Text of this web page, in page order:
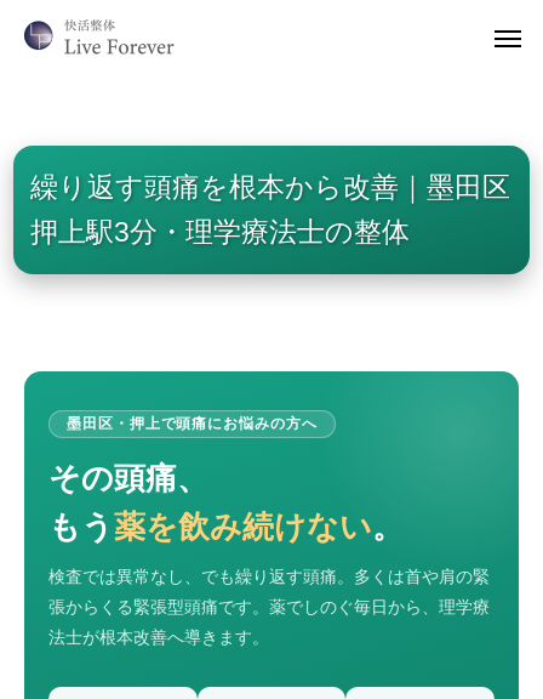
繰り返す頭痛を根本から改善｜墨田区
押上駅3分・理学療法士の整体
墨田区・押上で頭痛にお悩みの方へ
その頭痛、
もう 薬を飲み続けない。
検査では異常なし、でも繰り返す頭痛。多くは首や肩の緊
張からくる緊張型頭痛です。薬でしのぐ毎日から、理学療
法士が根本改善へ導きます。